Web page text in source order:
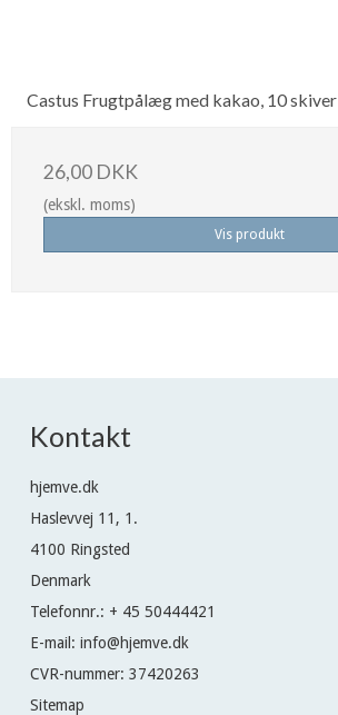
Castus Frugtpålæg med kakao, 10 skiver
26,00 DKK
(ekskl. moms)
Vis produkt
Kontakt
hjemve.dk
Haslevvej 11, 1.
4100 Ringsted
Denmark
Telefonnr.: + 45 50444421
E-mail: info@hjemve.dk
CVR-nummer: 37420263
Sitemap